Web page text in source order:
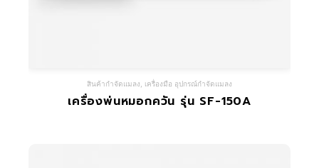
สินค้ากำจัดแมลง เครื่องมือ อุปกรณ์กำจัดแมลง
เครื่องพ่นหมอกควัน รุ่น SF-150A